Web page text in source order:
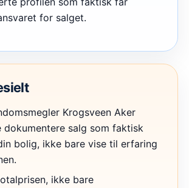
for salget.
Krogsveen Aker
dokumentere salg som faktisk
bolig, ikke bare vise til erfaring
ikke bare